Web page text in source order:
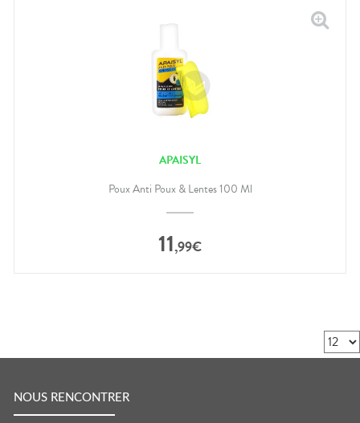
APAISYL
Poux Anti Poux & Lentes 100 Ml
11,99€
NOUS RENCONTRER